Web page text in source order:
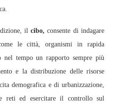
ilcibo, consente di indagare
le città, organismi in rapida
nel tempo un rapporto sempre più
e la distribuzione delle risorse
demografica e di urbanizzazione,
reti ed esercitare il controllo sul